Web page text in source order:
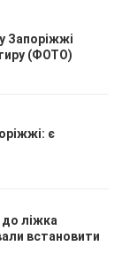
Запоріжжі
(ФОТО)
є
ліжка
встановити